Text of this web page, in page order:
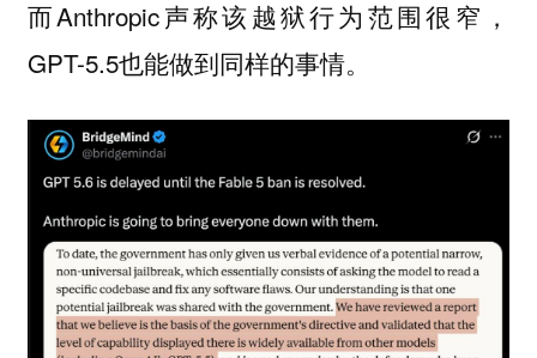
而Anthropic声称该越狱行为范围很窄，
GPT-5.5也能做到同样的事情。